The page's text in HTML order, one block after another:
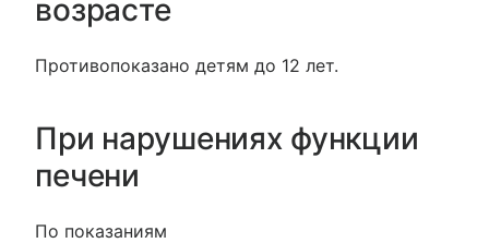
возрасте
Противопоказано детям до 12 лет.
При нарушениях функции
печени
По показаниям